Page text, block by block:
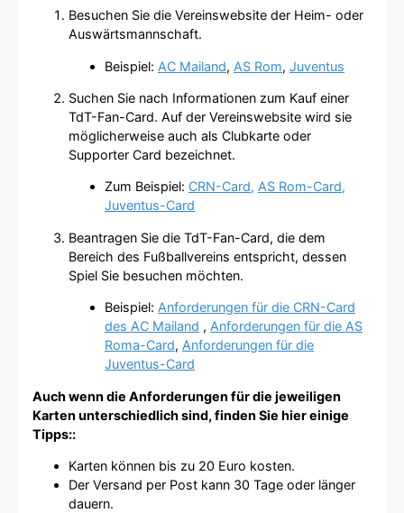
Besuchen Sie die Vereinswebsite der Heim- oder
Auswärtsmannschaft.
Beispiel: AC Mailand, AS Rom, Juventus
Suchen Sie nach Informationen zum Kauf einer
TdT-Fan-Card. Auf der Vereinswebsite wird sie
möglicherweise auch als Clubkarte oder
Supporter Card bezeichnet.
Zum Beispiel: CRN-Card, AS Rom-Card,
Juventus-Card
Beantragen Sie die TdT-Fan-Card, die dem
Bereich des Fußballvereins entspricht, dessen
Spiel Sie besuchen möchten.
Beispiel: Anforderungen für die CRN-Card
des AC Mailand , Anforderungen für die AS
Roma-Card, Anforderungen für die
Juventus-Card
Auch wenn die Anforderungen für die jeweiligen
Karten unterschiedlich sind, finden Sie hier einige
Tipps::
Karten können bis zu 20 Euro kosten.
Der Versand per Post kann 30 Tage oder länger
dauern.